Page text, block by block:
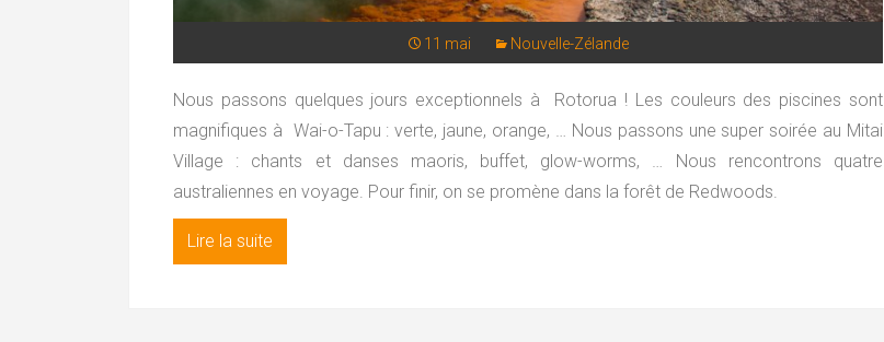
11 mai Nouvelle-Zélande
Nous passons quelques jours exceptionnels à Rotorua ! Les couleurs des piscines sont
magnifiques à Wai-o-Tapu : verte, jaune, orange, … Nous passons une super soirée au Mitai
Village : chants et danses maoris, buffet, glow-worms, … Nous rencontrons quatre
australiennes en voyage. Pour finir, on se promène dans la forêt de Redwoods.
Lire la suite